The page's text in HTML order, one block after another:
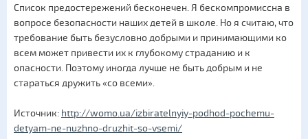
Список предостережений бесконечен. Я бескомпромиссна в
вопросе безопасности наших детей в школе. Но я считаю, что
требование быть безусловно добрыми и принимающими ко
всем может привести их к глубокому страданию и к
опасности. Поэтому иногда лучше не быть добрым и не
стараться дружить «со всеми».
Источник: http://womo.ua/izbiratelnyiy-podhod-pochemu-
detyam-ne-nuzhno-druzhit-so-vsemi/